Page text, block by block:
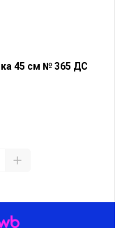
45 см № 365 ДС